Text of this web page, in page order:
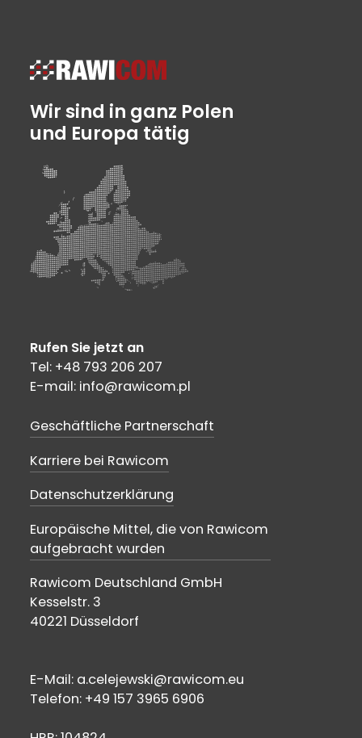
Wir sind in ganz Polen
und Europa tätig
Rufen Sie jetzt an
Tel: +48 793 206 207
E-mail: info@rawicom.pl
Geschäftliche Partnerschaft
Karriere bei Rawicom
Datenschutzerklärung
Europäische Mittel, die von Rawicom
aufgebracht wurden
Rawicom Deutschland GmbH
Kesselstr. 3
40221 Düsseldorf
E-Mail: a.celejewski@rawicom.eu
Telefon: +49 157 3965 6906